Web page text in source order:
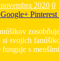
2020 0
Google+ Pinterest
svojich
s